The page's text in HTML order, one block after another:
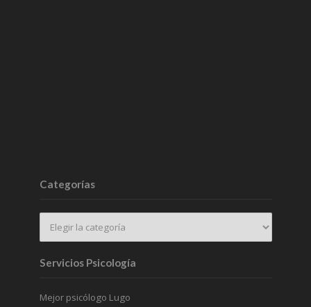
Categorías
Servicios Psicología
Mejor psicólogo Lugo